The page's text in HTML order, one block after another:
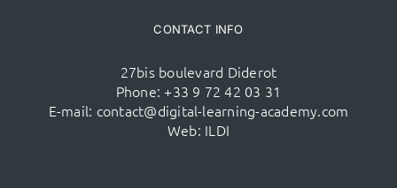
CONTACT INFO
27bis boulevard Diderot
Phone: +33 9 72 42 03 31
E-mail: contact@digital-learning-academy.com
Web: ILDI